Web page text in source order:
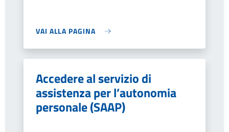
VAI ALLA PAGINA
Accedere al servizio di
assistenza per l’autonomia
personale (SAAP)